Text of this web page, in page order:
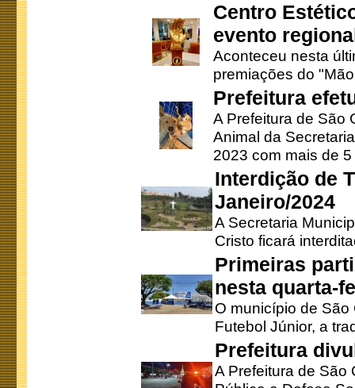
Centro
evento
Aconteceu nesta
premiações do
Prefeitura
A Prefeitura de São
Animal da
2023 com mais de 5
Interdição de
Janeiro/2024
A Secretaria
Cristo ficará
Primeiras
nesta quarta-
O município de
Futebol Júnior, a
Prefeitura
A Prefeitura de São